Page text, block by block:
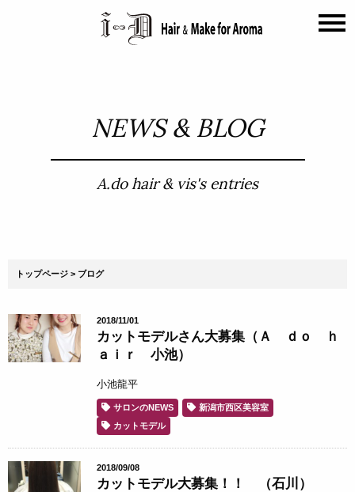
NEWS & BLOG
A.do hair & vis's entries
トップページ ブログ
2018/11/01
カットモデルさん大募集（Ａ ｄｏ ｈ
ａｉｒ 小池）
小池龍平
サロンのNEWS
新潟市西区美容室
カットモデル
2018/09/08
カットモデル大募集！！ （石川）